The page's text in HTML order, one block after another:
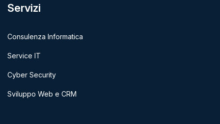
Servizi
Consulenza Informatica
Service IT
Cyber Security
Sviluppo Web e CRM